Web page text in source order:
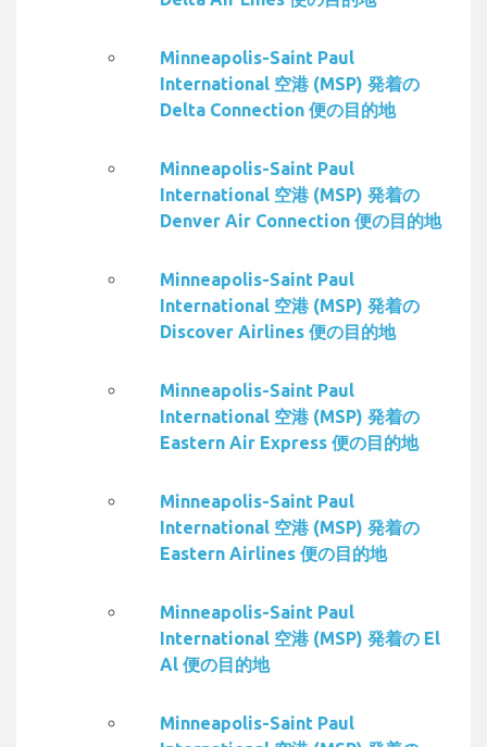
Minneapolis-Saint Paul
International 空港 (MSP) 発着の
Delta Connection 便の目的地
Minneapolis-Saint Paul
International 空港 (MSP) 発着の
Denver Air Connection 便の目的地
Minneapolis-Saint Paul
International 空港 (MSP) 発着の
Discover Airlines 便の目的地
Minneapolis-Saint Paul
International 空港 (MSP) 発着の
Eastern Air Express 便の目的地
Minneapolis-Saint Paul
International 空港 (MSP) 発着の
Eastern Airlines 便の目的地
Minneapolis-Saint Paul
International 空港 (MSP) 発着の El
Al 便の目的地
Minneapolis-Saint Paul